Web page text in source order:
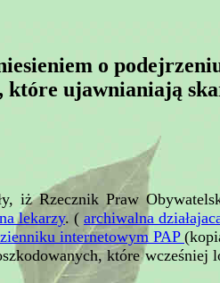
o
które ujawnianiają
iż Rzecznik Praw
lekarzy. ( archiwalna
internetowym PAP
które wcześniej